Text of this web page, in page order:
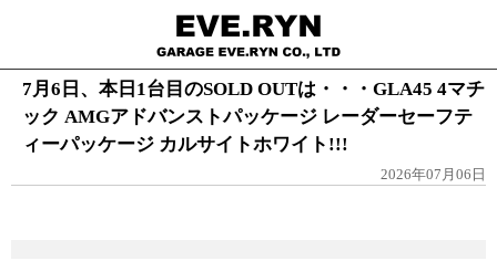
7月6日、本日1台目のSOLD OUTは・・・GLA45 4マチ
ック AMGアドバンストパッケージ レーダーセーフテ
ィーパッケージ カルサイトホワイト!!!
2026年07月06日